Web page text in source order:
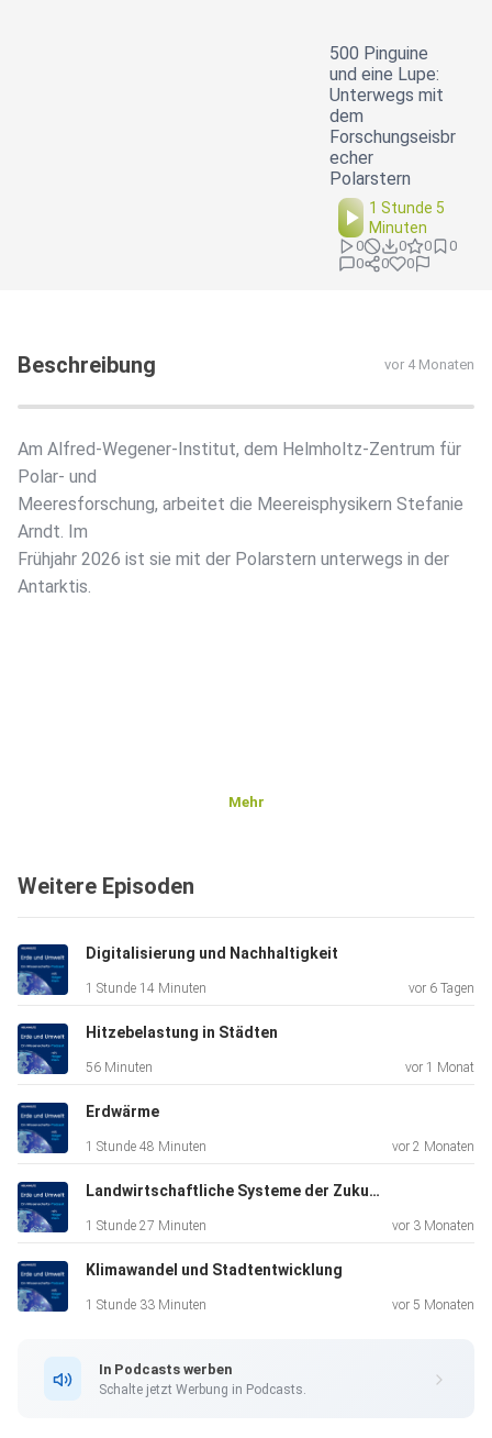
500 Pinguine
und eine Lupe:
Unterwegs mit
dem
Forschungseisbr
echer
Polarstern
1 Stunde 5
Minuten
0 0 0
0
0
0 0
Beschreibung vor 4 Monaten
Am Alfred-Wegener-Institut, dem Helmholtz-Zentrum für
Polar- und
Meeresforschung, arbeitet die Meereisphysikern Stefanie
Arndt. Im
Frühjahr 2026 ist sie mit der Polarstern unterwegs in der
Antarktis.
Mehr
Weitere Episoden
Digitalisierung und Nachhaltigkeit
1 Stunde 14 Minuten vor 6 Tagen
Hitzebelastung in Städten
56 Minuten vor 1 Monat
Erdwärme
1 Stunde 48 Minuten vor 2 Monaten
Landwirtschaftliche Systeme der Zukunft
1 Stunde 27 Minuten vor 3 Monaten
Klimawandel und Stadtentwicklung
1 Stunde 33 Minuten vor 5 Monaten
In Podcasts werben
Schalte jetzt Werbung in Podcasts.